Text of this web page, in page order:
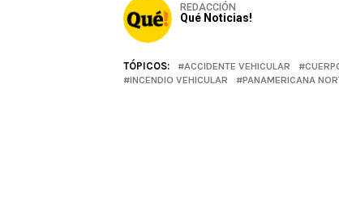
REDACCIÓN
Qué Noticias!
TÓPICOS: ACCIDENTE VEHICULAR
INCENDIO VEHICULAR
PANAMERICANA